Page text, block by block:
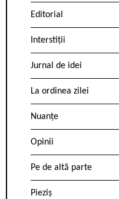
Editorial
Interstiții
Jurnal de idei
La ordinea zilei
Nuanțe
Opinii
Pe de altă parte
Pieziș